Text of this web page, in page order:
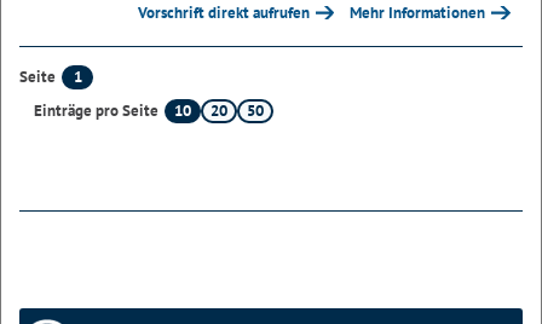
Vorschrift direkt aufrufen Mehr Informationen
Seite
1
Einträge pro Seite
10 20 50